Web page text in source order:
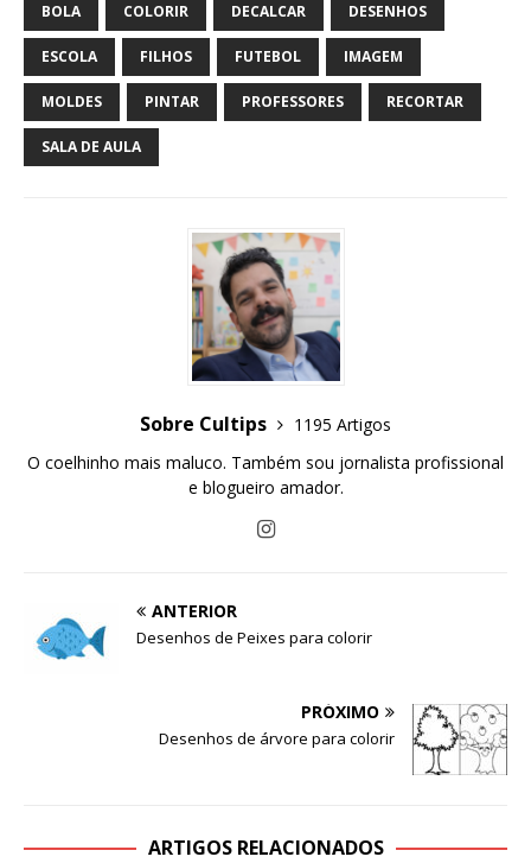
BOLA COLORIR DECALCAR DESENHOS
ESCOLA FILHOS FUTEBOL IMAGEM
MOLDES PINTAR PROFESSORES RECORTAR
SALA DE AULA
Sobre Cultips
1195 Artigos
O coelhinho mais maluco. Também sou jornalista profissional
e blogueiro amador.
ANTERIOR
Desenhos de Peixes para colorir
PRÓXIMO
Desenhos de árvore para colorir
ARTIGOS RELACIONADOS